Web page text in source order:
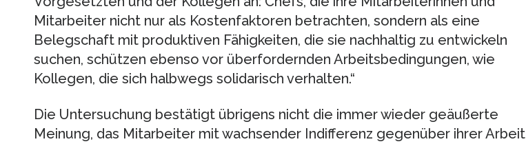
Mitarbeiter nicht nur als Kostenfaktoren betrachten, sondern als eine
Belegschaft mit produktiven Fähigkeiten, die sie nachhaltig zu entwickeln
suchen, schützen ebenso vor überfordernden Arbeitsbedingungen, wie
Kollegen, die sich halbwegs solidarisch verhalten.“
Die Untersuchung bestätigt übrigens nicht die immer wieder geäußerte
Meinung, das Mitarbeiter mit wachsender Indifferenz gegenüber ihrer Arbeit